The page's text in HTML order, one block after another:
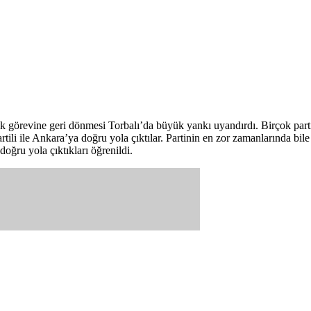
geri dönmesi Torbalı’da büyük yankı uyandırdı. Birçok
Ankara’ya doğru yola çıktılar. Partinin en zor zamanlarında
yola çıktıkları öğrenildi.